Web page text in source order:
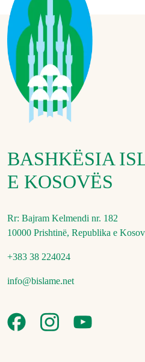
BASHKËSIA
E KOSOVËS
Rr: Bajram Kelmendi nr. 182
10000 Prishtinë, Republika e
+383 38 224024
info@bislame.net